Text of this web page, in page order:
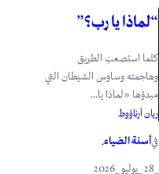
“لماذا يا رب؟”
كلما استصعبَ الطريق
وهاجمته وساوس الشيطان التي
مبدؤها «لماذا يا...
ريان أرناؤوط
فيأسنة الضياء.